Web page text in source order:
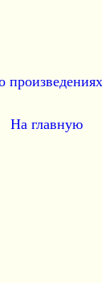
произведениях
На главную